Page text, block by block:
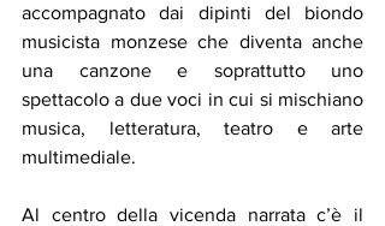
accompagnato dai dipinti del biondo
musicista monzese che diventa anche
una canzone e soprattutto uno
spettacolo a due voci in cui si mischiano
musica, letteratura, teatro e arte
multimediale.
Al centro della vicenda narrata c’è il